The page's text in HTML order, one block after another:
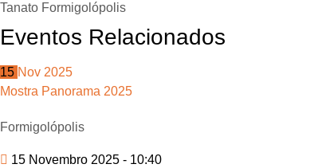
Tanato Formigolópolis
Eventos Relacionados
15 Nov 2025
Mostra Panorama 2025
Formigolópolis
15 Novembro 2025 - 10:40